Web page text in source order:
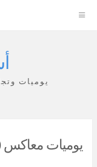
يوميات
يوميات معاكس (2-